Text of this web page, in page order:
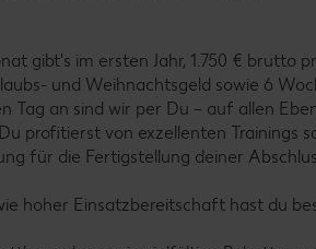
gibt's im ersten Jahr, 1.750 € brutto
und Weihnachtsgeld sowie 6
Tag an sind wir per Du – auf allen
profitierst von exzellenten Trainings
für die Fertigstellung deiner
hoher Einsatzbereitschaft hast du